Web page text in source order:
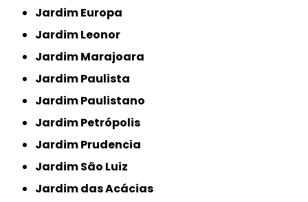
Jardim Europa
Jardim Leonor
Jardim Marajoara
Jardim Paulista
Jardim Paulistano
Jardim Petrópolis
Jardim Prudencia
Jardim São Luiz
Jardim das Acácias